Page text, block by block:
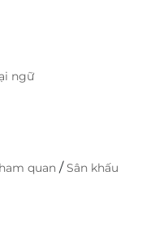
ngữ
quan /Sân khấu